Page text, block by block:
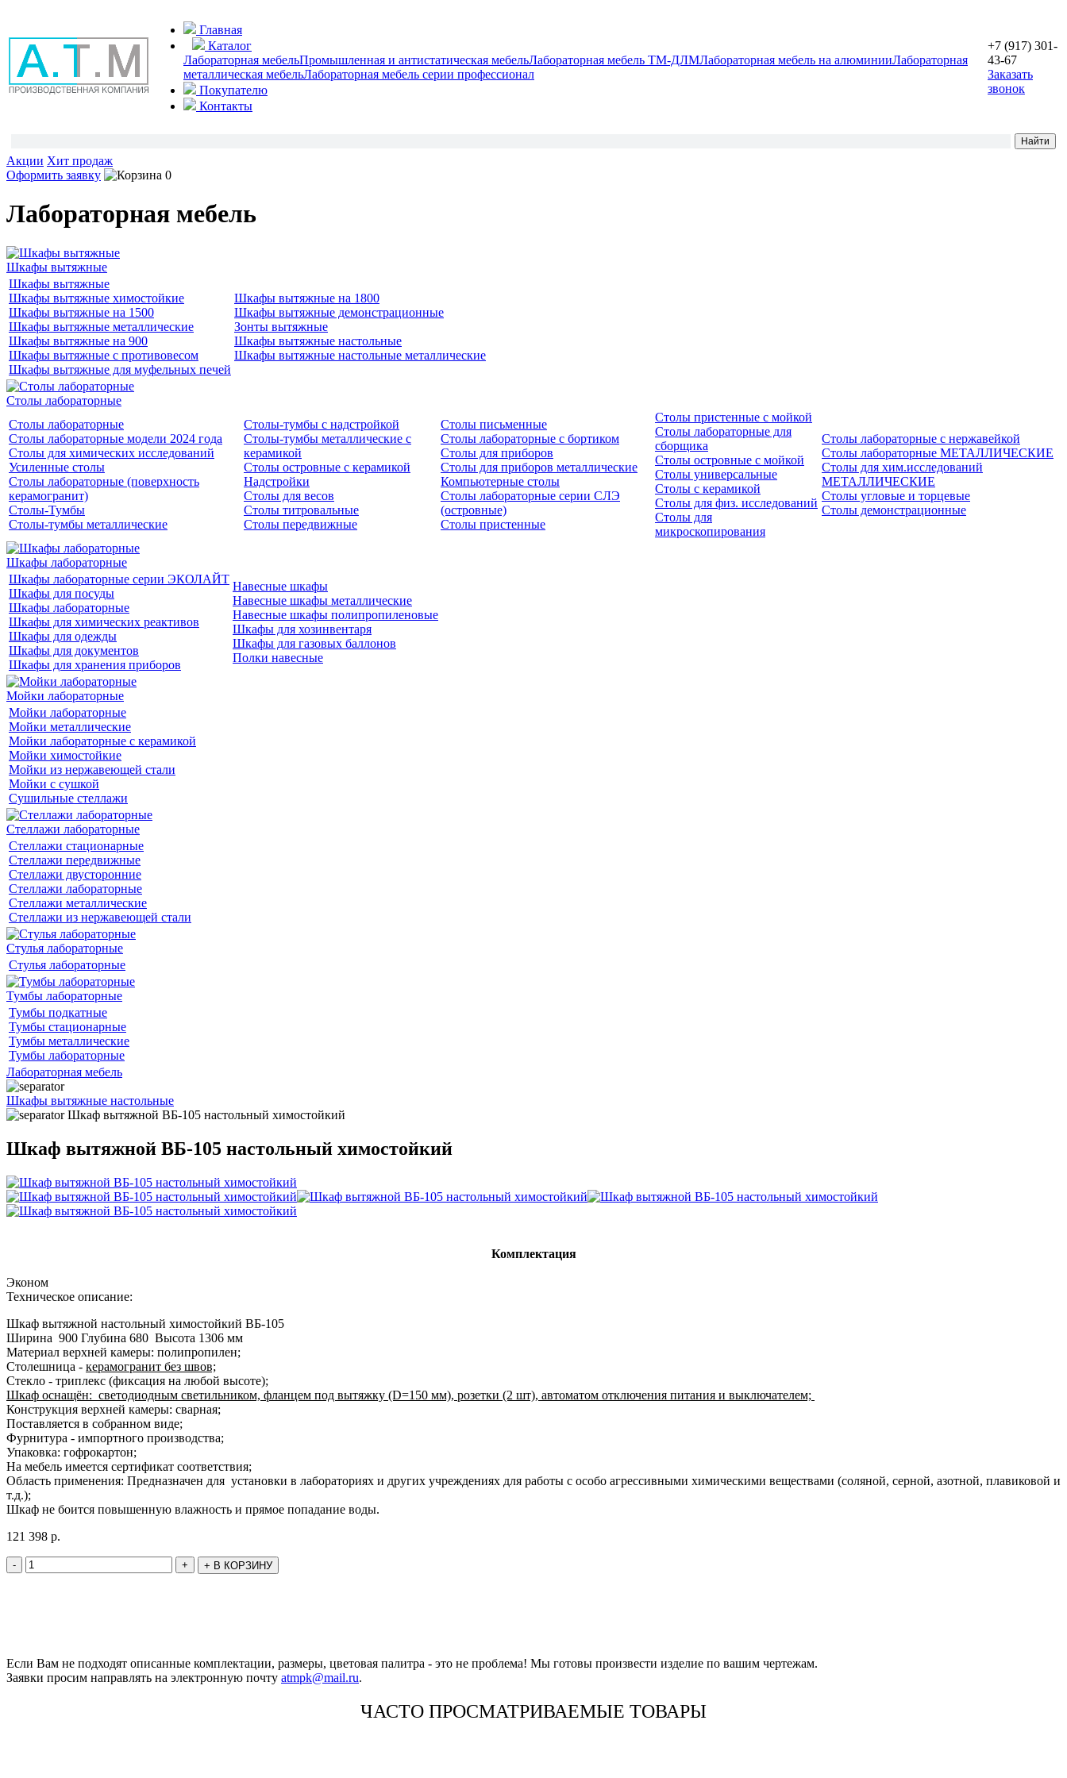
Главная
Каталог
Лабораторная мебельПромышленная и антистатическая мебельЛабораторная мебель ТМ-ДЛМЛабораторная мебель на алюминииЛабораторная
металлическая мебельЛабораторная мебель серии профессионал
Покупателю
Контакты
+7 (917) 301-
43-67
Заказать
звонок
Акции Хит продаж
Оформить заявку
0
Лабораторная мебель
Шкафы вытяжные
Шкафы вытяжные
Шкафы вытяжные химостойкие
Шкафы вытяжные на 1500
Шкафы вытяжные металлические
Шкафы вытяжные на 900
Шкафы вытяжные с противовесом
Шкафы вытяжные для муфельных печей
Шкафы вытяжные на 1800
Шкафы вытяжные демонстрационные
Зонты вытяжные
Шкафы вытяжные настольные
Шкафы вытяжные настольные металлические
Столы лабораторные
Столы лабораторные
Столы лабораторные модели 2024 года
Столы для химических исследований
Усиленные столы
Столы лабораторные (поверхность
керамогранит)
Столы-Тумбы
Столы-тумбы металлические
Столы-тумбы с надстройкой
Столы-тумбы металлические с
керамикой
Столы островные с керамикой
Надстройки
Столы для весов
Столы титровальные
Столы передвижные
Столы письменные
Столы лабораторные с бортиком
Столы для приборов
Столы для приборов металлические
Компьютерные столы
Столы лабораторные серии СЛЭ
(островные)
Столы пристенные
Столы пристенные с мойкой
Столы лабораторные для
сборщика
Столы островные с мойкой
Столы универсальные
Столы с керамикой
Столы для физ. исследований
Столы для
микроскопирования
Столы лабораторные с нержавейкой
Столы лабораторные МЕТАЛЛИЧЕСКИЕ
Столы для хим.исследований
МЕТАЛЛИЧЕСКИЕ
Столы угловые и торцевые
Столы демонстрационные
Шкафы лабораторные
Шкафы лабораторные серии ЭКОЛАЙТ
Шкафы для посуды
Шкафы лабораторные
Шкафы для химических реактивов
Шкафы для одежды
Шкафы для документов
Шкафы для хранения приборов
Навесные шкафы
Навесные шкафы металлические
Навесные шкафы полипропиленовые
Шкафы для хозинвентаря
Шкафы для газовых баллонов
Полки навесные
Мойки лабораторные
Мойки лабораторные
Мойки металлические
Мойки лабораторные с керамикой
Мойки химостойкие
Мойки из нержавеющей стали
Мойки с сушкой
Сушильные стеллажи
Стеллажи лабораторные
Стеллажи стационарные
Стеллажи передвижные
Стеллажи двусторонние
Стеллажи лабораторные
Стеллажи металлические
Стеллажи из нержавеющей стали
Стулья лабораторные
Стулья лабораторные
Тумбы лабораторные
Тумбы подкатные
Тумбы стационарные
Тумбы металлические
Тумбы лабораторные
Лабораторная мебель
Шкафы вытяжные настольные
Шкаф вытяжной ВБ-105 настольный химостойкий
Шкаф вытяжной ВБ-105 настольный химостойкий
Комплектация
Эконом
Техническое описание:
Шкаф вытяжной настольный химостойкий ВБ-105
Ширина 900 Глубина 680 Высота 1306 мм
Материал верхней камеры: полипропилен;
Столешница - керамогранит без швов;
Стекло - триплекс (фиксация на любой высоте);
Шкаф оснащён: светодиодным светильником, фланцем под вытяжку (D=150 мм), розетки (2 шт), автоматом отключения питания и выключателем;
Конструкция верхней камеры: сварная;
Поставляется в собранном виде;
Фурнитура - импортного производства;
Упаковка: гофрокартон;
На мебель имеется сертификат соответствия;
Область применения: Предназначен для установки в лабораториях и других учреждениях для работы с особо агрессивными химическими веществами (соляной, серной, азотной, плавиковой и
т.д.);
Шкаф не боится повышенную влажность и прямое попадание воды.
121 398 р.
- + + В КОРЗИНУ
Если Вам не подходят описанные комплектации, размеры, цветовая палитра - это не проблема! Мы готовы произвести изделие по вашим чертежам.
Заявки просим направлять на электронную почту atmpk@mail.ru.
ЧАСТО ПРОСМАТРИВАЕМЫЕ ТОВАРЫ